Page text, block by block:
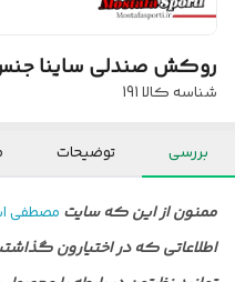
روکش صندلی ساینا
شناسه کالا191
بررسی توضیحات
ممنون از این که سایت مصطفی
اطلاعاتی که در اختیارون